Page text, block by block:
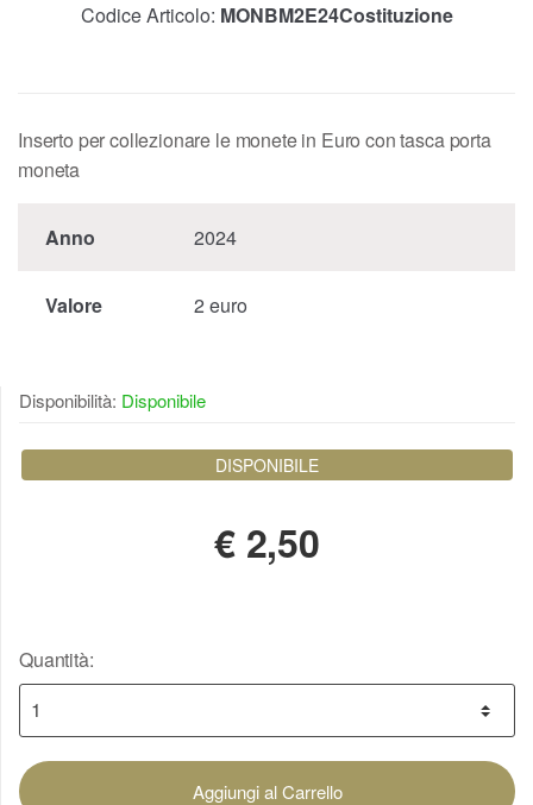
Codice Articolo: MONBM2E24Costituzione
Inserto per collezionare le monete in Euro con tasca porta
moneta
Anno 2024
Valore 2 euro
Disponibilità: Disponibile
DISPONIBILE
€ 2,50
Quantità:
Aggiungi al Carrello